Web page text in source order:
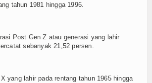
tahun 1981 hingga 1996.
Post Gen Z atau generasi yang lahir
sebanyak 21,52 persen.
yang lahir pada rentang tahun 1965 hingga